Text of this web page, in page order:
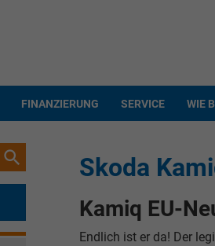
FINANZIERUNG SERVICE WIE
Skoda
Kamiq EU-
Endlich ist er da! Der